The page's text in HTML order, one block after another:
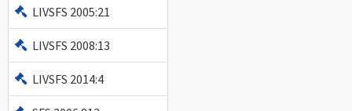
LIVSFS 2005:21
LIVSFS 2008:13
LIVSFS 2014:4